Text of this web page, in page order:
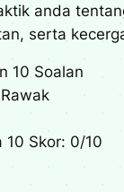
anda
serta
10 Soalan
10 Skor: 0/10